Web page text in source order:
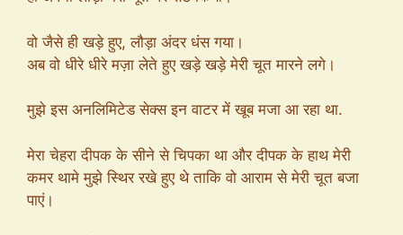
वो जैसे ही खड़े हुए, लौड़ा अंदर धंस गया।
अब वो धीरे धीरे मज़ा लेते हुए खड़े खड़े मेरी चूत मारने लगे।
मुझे इस अनलिमिटेड सेक्स इन वाटर में खूब मजा आ रहा था.
मेरा चेहरा दीपक के सीने से चिपका था और दीपक के हाथ मेरी
कमर थामे मुझे स्थिर रखे हुए थे ताकि वो आराम से मेरी चूत बजा
पाएं।